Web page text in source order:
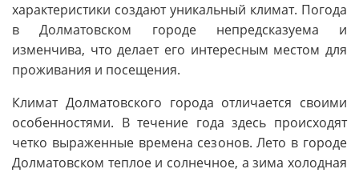
характеристики создают уникальный климат. Погода
в Долматовском городе непредсказуема и
изменчива, что делает его интересным местом для
проживания и посещения.
Климат Долматовского города отличается своими
особенностями. В течение года здесь происходят
четко выраженные времена сезонов. Лето в городе
Долматовском теплое и солнечное, а зима холодная